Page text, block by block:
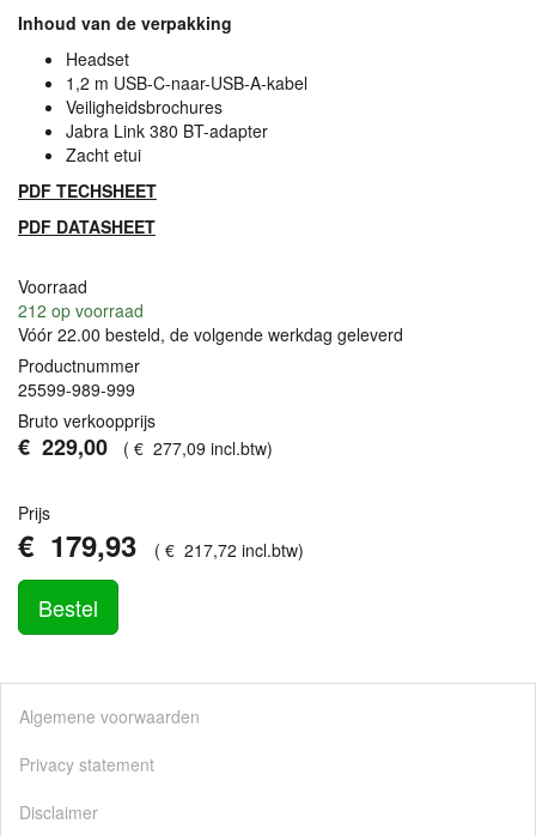
Inhoud van de verpakking
Headset
1,2 m USB-C-naar-USB-A-kabel
Veiligheidsbrochures
Jabra Link 380 BT-adapter
Zacht etui
PDF TECHSHEET
PDF DATASHEET
Voorraad
212 op voorraad
Vóór 22.00 besteld, de volgende werkdag geleverd
Productnummer
25599-989-999
Bruto verkoopprijs
€ 229,00 ( € 277,09 incl.btw)
Prijs
€ 179,93 ( € 217,72 incl.btw)
Bestel
Algemene voorwaarden
Privacy statement
Disclaimer